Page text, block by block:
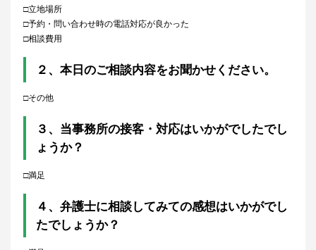
□立地場所
□予約・問い合わせ時の電話対応が良かった
□相談費用
２、本日のご相談内容をお聞かせください。
□その他
３、当事務所の接客・対応はいかがでしたでし
ょうか？
□満足
４、弁護士に相談してみての感想はいかがでし
たでしょうか？